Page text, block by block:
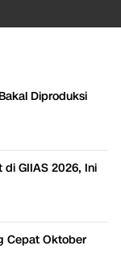
Diproduksi
GIIAS 2026, Ini
Cepat Oktober